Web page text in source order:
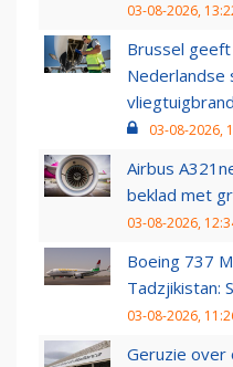
03-08-2026,
Brussel
Nederlandse
03-08-2026,
Airbus
beklad met
03-08-2026,
Boeing 737
Tadzjikistan:
03-08-2026,
Geruzie over